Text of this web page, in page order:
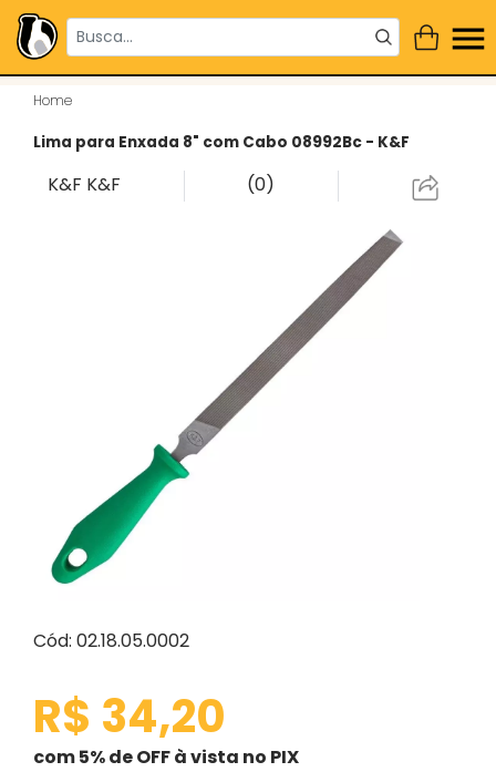
Home
Lima para Enxada 8" com Cabo 08992Bc - K&F
K&F K&F (0)
Cód: 02.18.05.0002
R$ 34,20
com 5% de OFF à vista no PIX